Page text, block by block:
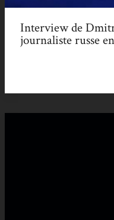
Interview de
journaliste russe